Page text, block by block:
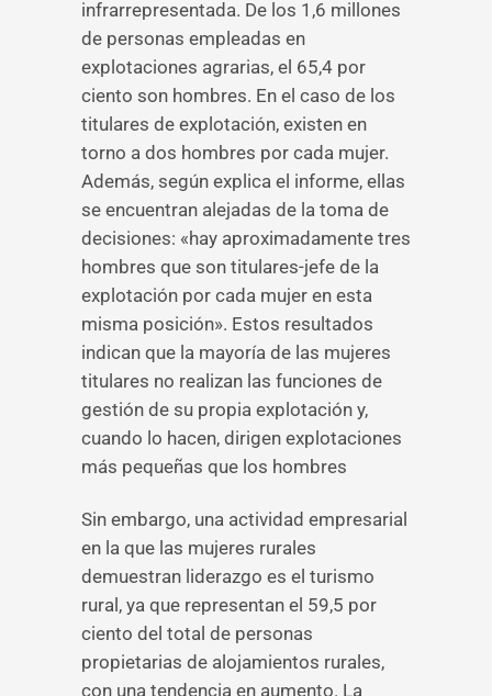
infrarrepresentada. De los 1,6 millones
de personas empleadas en
explotaciones agrarias, el 65,4 por
ciento son hombres. En el caso de los
titulares de explotación, existen en
torno a dos hombres por cada mujer.
Además, según explica el informe, ellas
se encuentran alejadas de la toma de
decisiones: «hay aproximadamente tres
hombres que son titulares-jefe de la
explotación por cada mujer en esta
misma posición». Estos resultados
indican que la mayoría de las mujeres
titulares no realizan las funciones de
gestión de su propia explotación y,
cuando lo hacen, dirigen explotaciones
más pequeñas que los hombres
Sin embargo, una actividad empresarial
en la que las mujeres rurales
demuestran liderazgo es el turismo
rural, ya que representan el 59,5 por
ciento del total de personas
propietarias de alojamientos rurales,
con una tendencia en aumento. La